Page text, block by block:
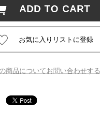
屋
ADD TO CART
商品についてお問い合わせする